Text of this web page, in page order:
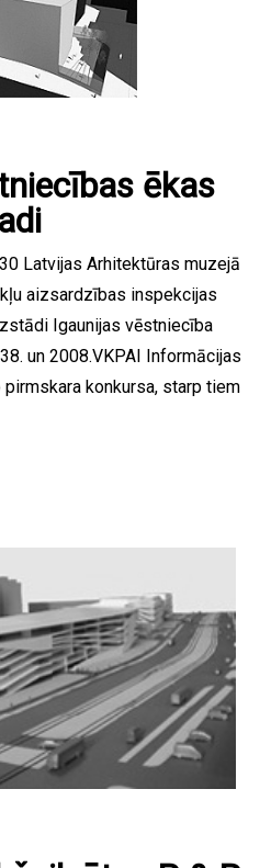
ēkas
Latvijas Arhitektūras muzejā
aizsardzības inspekcijas
Igaunijas vēstniecība
un 2008.VKPAI Informācijas
konkursa, starp tiem